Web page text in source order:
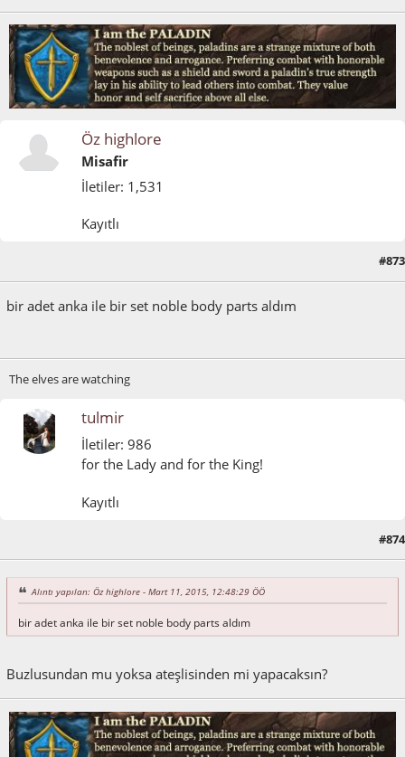
Öz highlore
Misafir
İletiler: 1,531
Kayıtlı
#873
bir adet anka ile bir set noble body parts aldım
The elves are watching
tulmir
İletiler: 986
for the Lady and for the King!
Kayıtlı
#874
Alıntı yapılan: Öz highlore - Mart 11, 2015, 12:48:29 ÖÖ
bir adet anka ile bir set noble body parts aldım
Buzlusundan mu yoksa ateşlisinden mi yapacaksın?